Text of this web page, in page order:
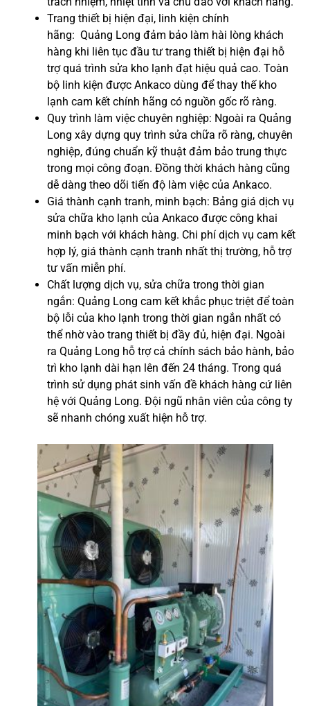
Trang thiết bị hiện đại, linh kiện chính
hãng: Quảng Long đảm bảo làm hài lòng khách
hàng khi liên tục đầu tư trang thiết bị hiện đại hỗ
trợ quá trình sửa kho lạnh đạt hiệu quả cao. Toàn
bộ linh kiện được Ankaco dùng để thay thế kho
lạnh cam kết chính hãng có nguồn gốc rõ ràng.
Quy trình làm việc chuyên nghiệp: Ngoài ra Quảng
Long xây dựng quy trình sửa chữa rõ ràng, chuyên
nghiệp, đúng chuẩn kỹ thuật đảm bảo trung thực
trong mọi công đoạn. Đồng thời khách hàng cũng
dễ dàng theo dõi tiến độ làm việc của Ankaco.
Giá thành cạnh tranh, minh bạch: Bảng giá dịch vụ
sửa chữa kho lạnh của Ankaco được công khai
minh bạch với khách hàng. Chi phí dịch vụ cam kết
hợp lý, giá thành cạnh tranh nhất thị trường, hỗ trợ
tư vấn miễn phí.
Chất lượng dịch vụ, sửa chữa trong thời gian
ngắn: Quảng Long cam kết khắc phục triệt để toàn
bộ lỗi của kho lạnh trong thời gian ngắn nhất có
thể nhờ vào trang thiết bị đầy đủ, hiện đại. Ngoài
ra Quảng Long hỗ trợ cả chính sách bảo hành, bảo
trì kho lạnh dài hạn lên đến 24 tháng. Trong quá
trình sử dụng phát sinh vấn đề khách hàng cứ liên
hệ với Quảng Long. Đội ngũ nhân viên của công ty
sẽ nhanh chóng xuất hiện hỗ trợ.